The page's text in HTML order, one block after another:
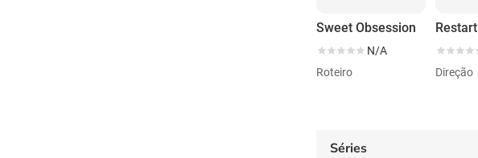
Sweet Obsession
N/A
Roteiro
Restart
Direção
Séries